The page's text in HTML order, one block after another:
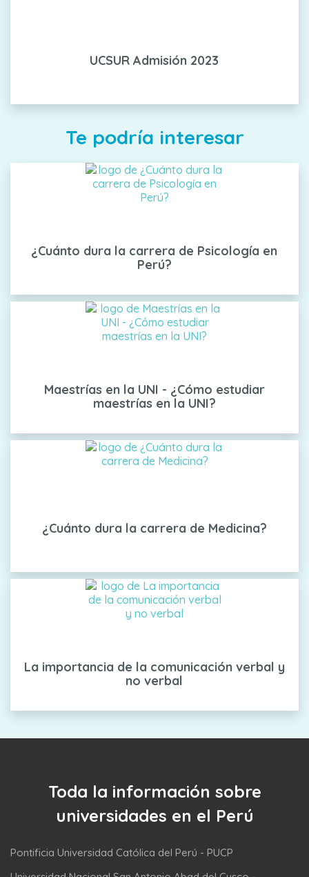
UCSUR Admisión 2023
Te podría interesar
¿Cuánto dura la carrera de Psicología en
Perú?
Maestrías en la UNI - ¿Cómo estudiar
maestrías en la UNI?
¿Cuánto dura la carrera de Medicina?
La importancia de la comunicación verbal y
no verbal
Toda la información sobre
universidades en el Perú
Pontificia Universidad Católica del Perú - PUCP